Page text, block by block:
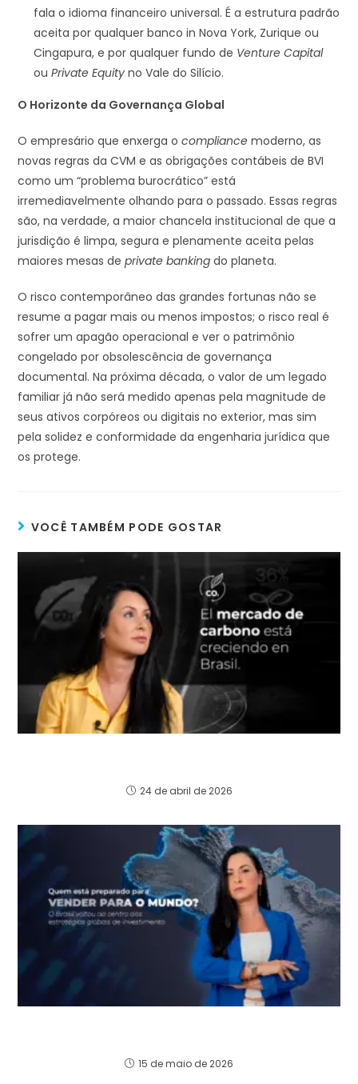
fala o idioma financeiro universal. É a estrutura padrão
aceita por qualquer banco in Nova York, Zurique ou
Cingapura, e por qualquer fundo de Venture Capital
ouPrivate Equity no Vale do Silício.
O Horizonte da Governança Global
O empresário que enxerga ocompliance moderno, as
novas regras da CVM e as obrigações contábeis de BVI
como um “problema burocrático” está
irremediavelmente olhando para o passado. Essas regras
são, na verdade, a maior chancela institucional de que a
jurisdição é limpa, segura e plenamente aceita pelas
maiores mesas deprivate banking do planeta.
O risco contemporâneo das grandes fortunas não se
resume a pagar mais ou menos impostos; o risco real é
sofrer um apagão operacional e ver o patrimônio
congelado por obsolescência de governança
documental. Na próxima década, o valor de um legado
familiar já não será medido apenas pela magnitude de
seus ativos corpóreos ou digitais no exterior, mas sim
pela solidez e conformidade da engenharia jurídica que
os protege.
VOCÊ TAMBÉM PODE GOSTAR
24 de abril de 2026
15 de maio de 2026